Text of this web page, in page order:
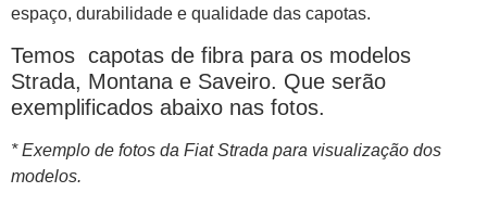
espaço, durabilidade e qualidade das capotas.
Temos capotas de fibra para os modelos
Strada, Montana e Saveiro. Que serão
exemplificados abaixo nas fotos.
* Exemplo de fotos da Fiat Strada para visualização dos
modelos.